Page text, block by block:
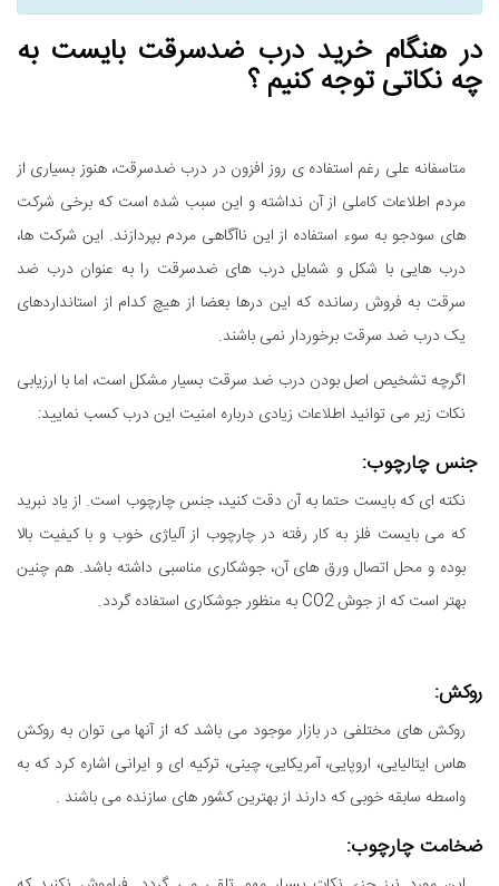
در هنگام خرید درب ضدسرقت بایست به
چه نکاتی توجه کنیم ؟
متاسفانه علی رغم استفاده ی روز افزون در درب ضدسرقت، هنوز بسیاری از
مردم اطلاعات کاملی از آن نداشته و این سبب شده است که برخی شرکت
های سودجو به سوء استفاده از این ناآگاهی مردم بپردازند. این شرکت ها،
درب هایی با شکل و شمایل درب های ضدسرقت را به عنوان درب ضد
سرقت به فروش رسانده که این درها بعضا از هیچ کدام از استانداردهای
یک درب ضد سرقت برخوردار نمی باشند.
اگرچه تشخیص اصل بودن درب ضد سرقت بسیار مشکل است، اما با ارزیابی
نکات زیر می توانید اطلاعات زیادی درباره امنیت این درب کسب نمایید:
جنس چارچوب:
نکته ای که بایست حتما به آن دقت کنید، جنس چارچوب است. از یاد نبرید
که می بایست فلز به کار رفته در چارچوب از آلیاژی خوب و با کیفیت بالا
بوده و محل اتصال ورق های آن، جوشکاری مناسبی داشته باشد. هم چنین
بهتر است که از جوش CO2 به منظور جوشکاری استفاده گردد.
روکش:
روکش های مختلفی در بازار موجود می باشد که از آنها می توان به روکش
هاس ایتالیایی، اروپایی، آمریکایی، چینی، ترکیه ای و ایرانی اشاره کرد که به
واسطه سابقه خوبی که دارند از بهترین کشور های سازنده می باشند .
ضخامت چارچوب: